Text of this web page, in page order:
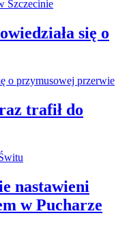
się o
trafił do
nastawieni
w Pucharze